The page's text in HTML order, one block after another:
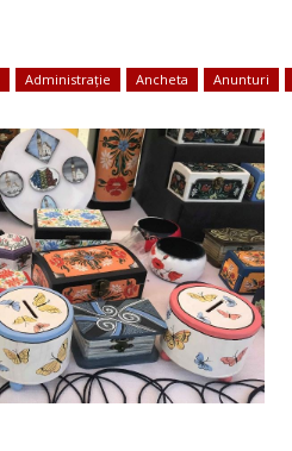
Administrație Ancheta Anunturi